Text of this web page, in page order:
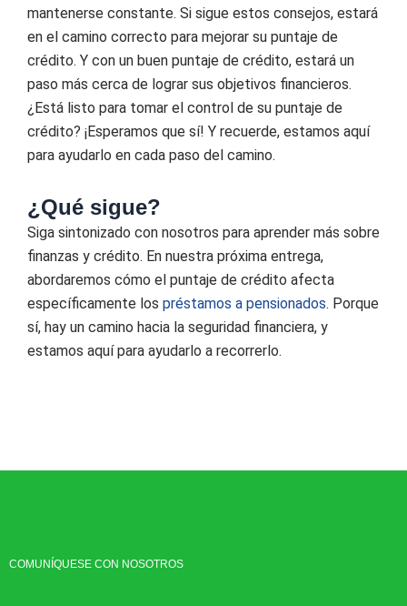
mantenerse constante. Si sigue estos consejos, estará
en el camino correcto para mejorar su puntaje de
crédito. Y con un buen puntaje de crédito, estará un
paso más cerca de lograr sus objetivos financieros.
¿Está listo para tomar el control de su puntaje de
crédito? ¡Esperamos que sí! Y recuerde, estamos aquí
para ayudarlo en cada paso del camino.
¿Qué sigue?
Siga sintonizado con nosotros para aprender más sobre
finanzas y crédito. En nuestra próxima entrega,
abordaremos cómo el puntaje de crédito afecta
específicamente los préstamos a pensionados. Porque
sí, hay un camino hacia la seguridad financiera, y
estamos aquí para ayudarlo a recorrerlo.
COMUNÍQUESE CON NOSOTROS